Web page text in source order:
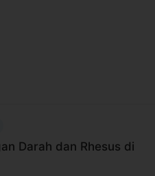
Darah dan Rhesus di